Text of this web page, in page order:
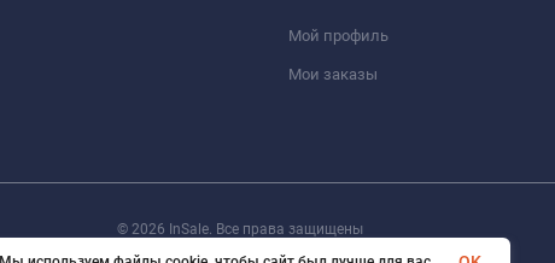
Мой профиль
Мои заказы
© 2026 InSale. Все права защищены